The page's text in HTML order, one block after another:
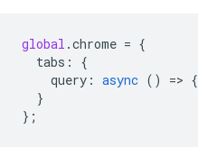
global .chrome = {
tabs :
{
query : async () => {
}
};